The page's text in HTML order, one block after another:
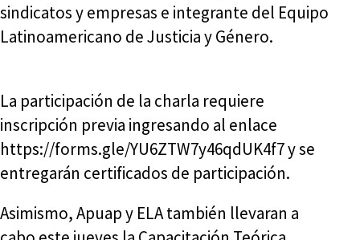
sindicatos y empresas e integrante del Equipo
Latinoamericano de Justicia y Género.
La participación de la charla requiere
inscripción previa ingresando al enlace
https://forms.gle/YU6ZTW7y46qdUK4f7 y se
entregarán certificados de participación.
Asimismo, Apuap y ELA también llevaran a